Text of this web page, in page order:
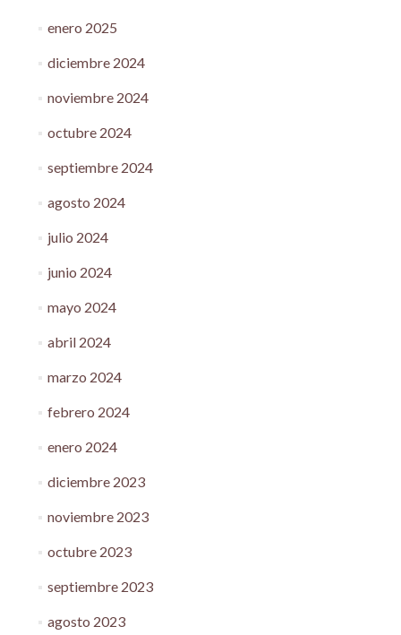
enero 2025
diciembre 2024
noviembre 2024
octubre 2024
septiembre 2024
agosto 2024
julio 2024
junio 2024
mayo 2024
abril 2024
marzo 2024
febrero 2024
enero 2024
diciembre 2023
noviembre 2023
octubre 2023
septiembre 2023
agosto 2023